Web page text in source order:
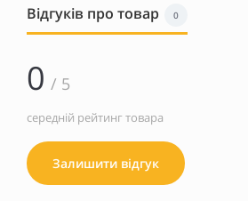
Відгуків про товар 0
0 / 5
середній рейтинг товара
Залишити відгук